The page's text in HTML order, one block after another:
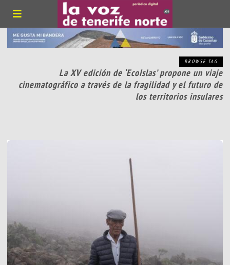
BROWSE TAG
La XV edición de ‘EcoIslas’ propone un viaje
cinematográfico a través de la fragilidad y el futuro de
los territorios insulares